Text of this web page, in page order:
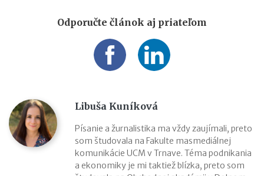
Odporučte článok aj priateľom
Libuša Kuníková
Písanie a žurnalistika ma vždy zaujímali, preto
som študovala na Fakulte masmediálnej
komunikácie UCM v Trnave. Téma podnikania
a ekonomiky je mi taktiež blízka, preto som